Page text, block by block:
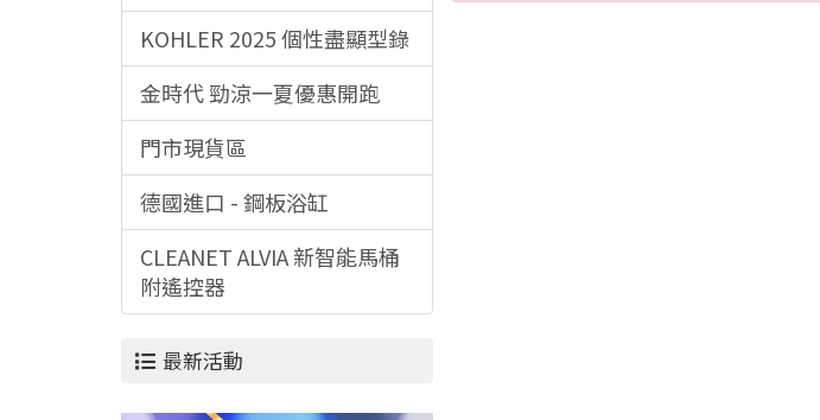
KOHLER 2025 個性盡顯型錄
金時代 勁涼一夏優惠開跑
門市現貨區
德國進口 - 鋼板浴缸
CLEANET ALVIA 新智能馬桶
附遙控器
最新活動